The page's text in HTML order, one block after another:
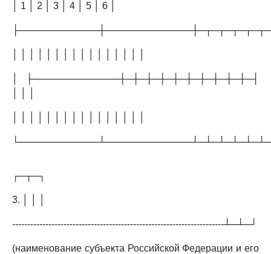
│ 1 │ 2 │ 3 │ 4 │ 5 │ 6 │
│ ├─────────────┼─┼─┼─┼─┼─┼─┼─┼─┼─┼─┤
┌─┬─┐
3. │ │ │
----------------------------------------------------------------------┴─┴─┘
(наименование субъекта Российской Федерации и его